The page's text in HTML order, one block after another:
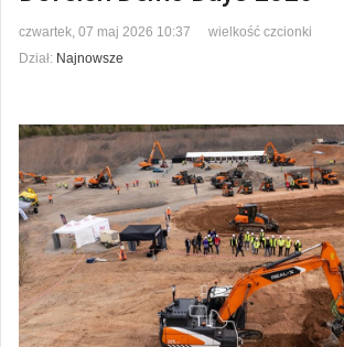
czwartek, 07 maj 2026 10:37
wielkość czcionki
Dział: Najnowsze